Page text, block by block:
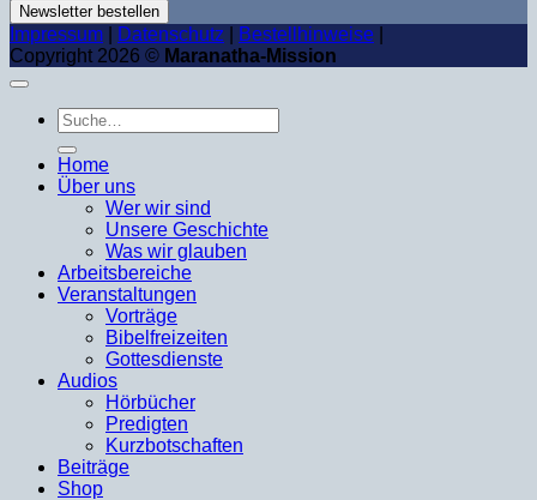
Newsletter bestellen
Impressum Datenschutz Bestellhinweise
Copyright 2026 © Maranatha-Mission
Suche
nach:
Home
Über uns
Wer wir sind
Unsere Geschichte
Was wir glauben
Arbeitsbereiche
Veranstaltungen
Vorträge
Bibelfreizeiten
Gottesdienste
Audios
Hörbücher
Predigten
Kurzbotschaften
Beiträge
Shop